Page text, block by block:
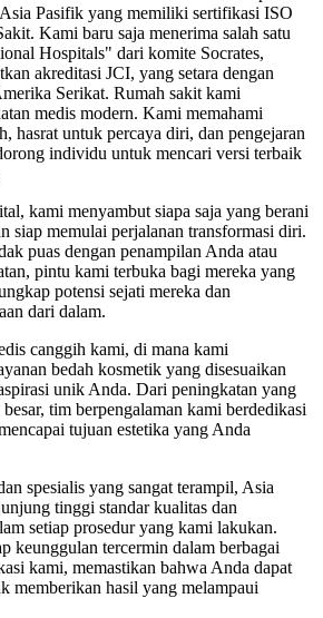
Pasifik yang memiliki sertifikasi ISO
Kami baru saja menerima salah satu
Hospitals" dari komite Socrates,
akreditasi JCI, yang setara dengan
Serikat. Rumah sakit kami
medis modern. Kami memahami
hasrat untuk percaya diri, dan pengejaran
individu untuk mencari versi terbaik
kami menyambut siapa saja yang berani
siap memulai perjalanan transformasi diri.
puas dengan penampilan Anda atau
pintu kami terbuka bagi mereka yang
potensi sejati mereka dan
dari dalam.
canggih kami, di mana kami
bedah kosmetik yang disesuaikan
unik Anda. Dari peningkatan yang
tim berpengalaman kami berdedikasi
tujuan estetika yang Anda
spesialis yang sangat terampil, Asia
tinggi standar kualitas dan
setiap prosedur yang kami lakukan.
keunggulan tercermin dalam berbagai
kami, memastikan bahwa Anda dapat
memberikan hasil yang melampaui